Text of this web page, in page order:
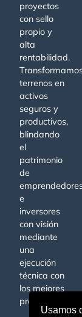
Usamos
proyectos
con sello
propio y
alta
rentabilidad.
terrenos en
activos
seguros y
productivos,
blindando
el
patrimonio
de
e
inversores
con visión
mediante
una
ejecución
técnica con
los mejores
profesionales.